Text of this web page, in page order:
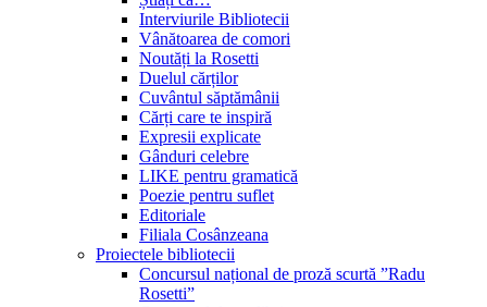
Interviurile Bibliotecii
Vânătoarea de comori
Noutăți la Rosetti
Duelul cărților
Cuvântul săptămânii
Cărți care te inspiră
Expresii explicate
Gânduri celebre
LIKE pentru gramatică
Poezie pentru suflet
Editoriale
Filiala Cosânzeana
Proiectele bibliotecii
Concursul național de proză scurtă ”Radu
Rosetti”